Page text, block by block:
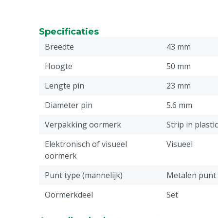
Specificaties
Breedte
43 mm
Hoogte
50 mm
Lengte pin
23 mm
Diameter pin
5.6 mm
Verpakking oormerk
Strip in
Elektronisch of visueel
oormerk
Visueel
Punt type (mannelijk)
Metalen punt
Oormerkdeel
Set